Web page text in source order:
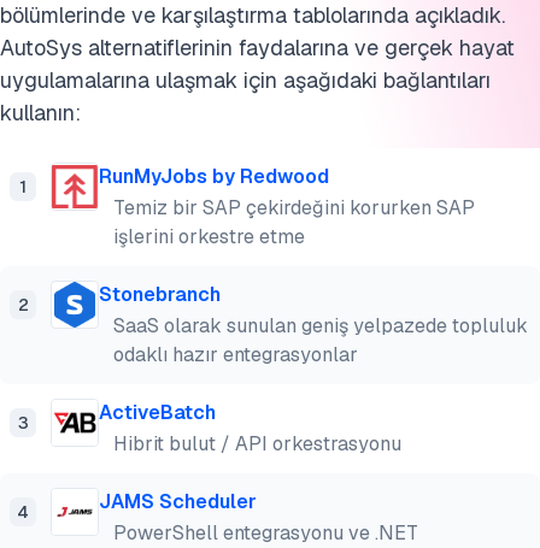
bölümlerinde ve karşılaştırma tablolarında açıkladık.
AutoSys alternatiflerinin faydalarına ve gerçek hayat
uygulamalarına ulaşmak için aşağıdaki bağlantıları
kullanın:
1
RunMyJobs by Redwood
Temiz bir SAP çekirdeğini korurken SAP
işlerini orkestre etme
2
Stonebranch
SaaS olarak sunulan geniş yelpazede topluluk
odaklı hazır entegrasyonlar
3
ActiveBatch
Hibrit bulut / API orkestrasyonu
4
JAMS Scheduler
PowerShell entegrasyonu ve .NET